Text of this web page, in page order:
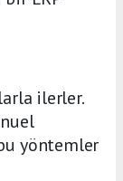
ilerler.
yöntemler